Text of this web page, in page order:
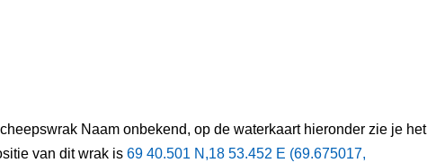
Naam onbekend, op de waterkaart hieronder zie je het
van dit wrak is 69 40.501 N,18 53.452 E (69.675017,